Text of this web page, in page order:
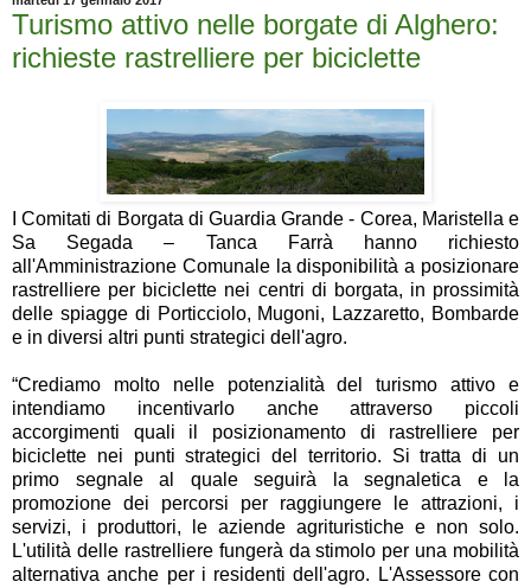
Turismo attivo nelle borgate di Alghero:
richieste rastrelliere per biciclette
I Comitati di Borgata di Guardia Grande - Corea, Maristella e
Sa Segada – Tanca Farrà hanno richiesto
all'Amministrazione Comunale la disponibilità a posizionare
rastrelliere per biciclette nei centri di borgata, in prossimità
delle spiagge di Porticciolo, Mugoni, Lazzaretto, Bombarde
e in diversi altri punti strategici dell'agro.
“Crediamo molto nelle potenzialità del turismo attivo e
intendiamo incentivarlo anche attraverso piccoli
accorgimenti quali il posizionamento di rastrelliere per
biciclette nei punti strategici del territorio. Si tratta di un
primo segnale al quale seguirà la segnaletica e la
promozione dei percorsi per raggiungere le attrazioni, i
servizi, i produttori, le aziende agrituristiche e non solo.
L'utilità delle rastrelliere fungerà da stimolo per una mobilità
alternativa anche per i residenti dell'agro. L'Assessore con